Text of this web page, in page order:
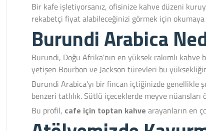
Bir kafe işletiyorsanız, ofisinize kahve düzeni
rekabetçi fiyat alabileceğinizi görmek için
Burundi Arabica
Burundi, Doğu Afrika'nın en yüksek rakımlı
yetişen Bourbon ve Jackson türevleri bu
Burundi Arabica'yı bir fincan içtiğinizde genellikle
benzeri tatlılık. Sütlü içeceklerde meyve
Bu profil, cafe için toptan kahve arayanların en